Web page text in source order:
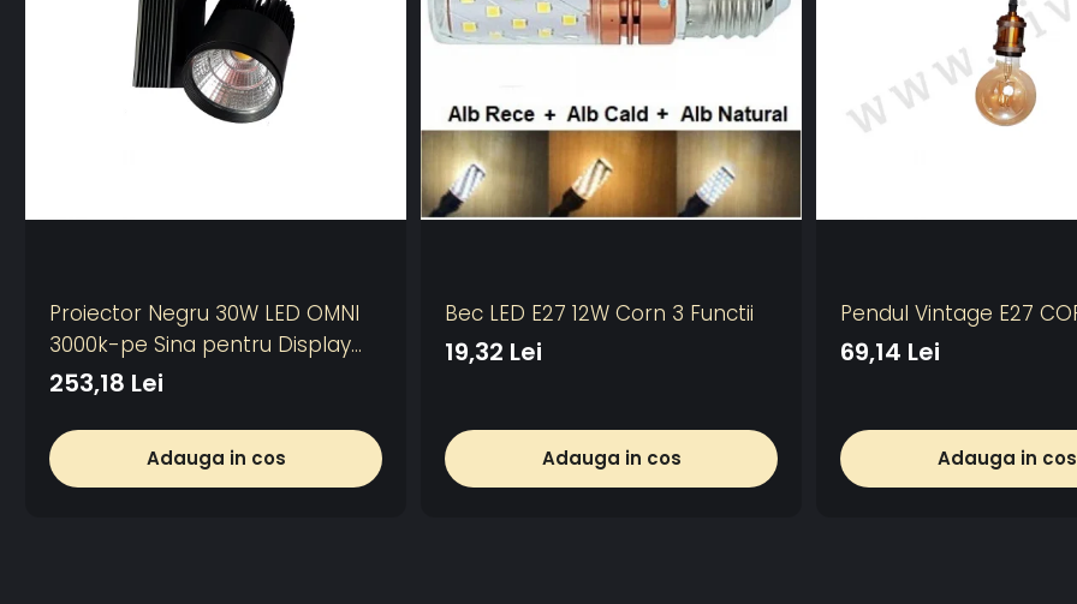
Proiector Negru 30W LED OMNI
3000k-pe Sina pentru Display
Magazin
253,18 Lei
Adauga in cos
Bec LED E27 12W Corn 3 Functii
19,32 Lei
Adauga in cos
Pendul Vintage E27
69,14 Lei
Adauga in cos